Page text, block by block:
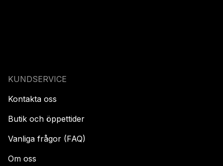
KUNDSERVICE
Kontakta oss
Butik och öppettider
Vanliga frågor (FAQ)
Om oss